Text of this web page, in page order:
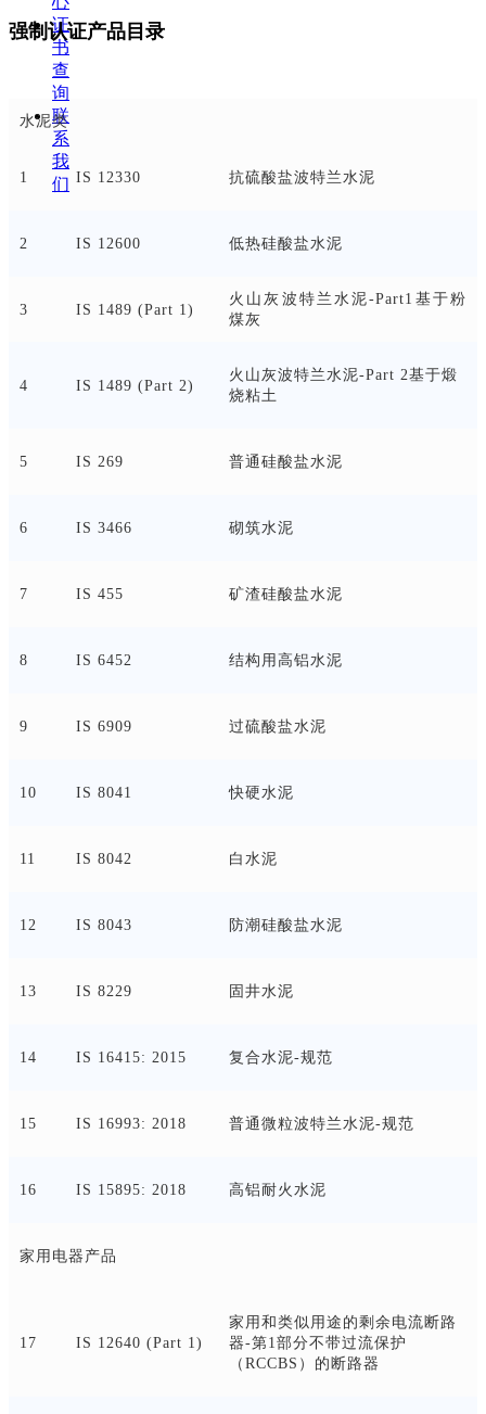
证
书
查
询
联
系
我
们
强制认证产品目录
水泥类
1 IS 12330 抗硫酸盐波特兰水泥
2 IS 12600 低热硅酸盐水泥
3 IS 1489 (Part 1)
火山灰波特兰水泥-Part1基于粉
煤灰
4 IS 1489 (Part 2)
火山灰波特兰水泥-Part 2基于煅
烧粘土
5 IS 269 普通硅酸盐水泥
6 IS 3466 砌筑水泥
7 IS 455 矿渣硅酸盐水泥
8 IS 6452 结构用高铝水泥
9 IS 6909 过硫酸盐水泥
10 IS 8041 快硬水泥
11 IS 8042 白水泥
12 IS 8043 防潮硅酸盐水泥
13 IS 8229 固井水泥
14 IS 16415: 2015 复合水泥-规范
15 IS 16993: 2018 普通微粒波特兰水泥-规范
16 IS 15895: 2018 高铝耐火水泥
家用电器产品
17 IS 12640 (Part 1)
家用和类似用途的剩余电流断路
器-第1部分不带过流保护
（RCCBS）的断路器